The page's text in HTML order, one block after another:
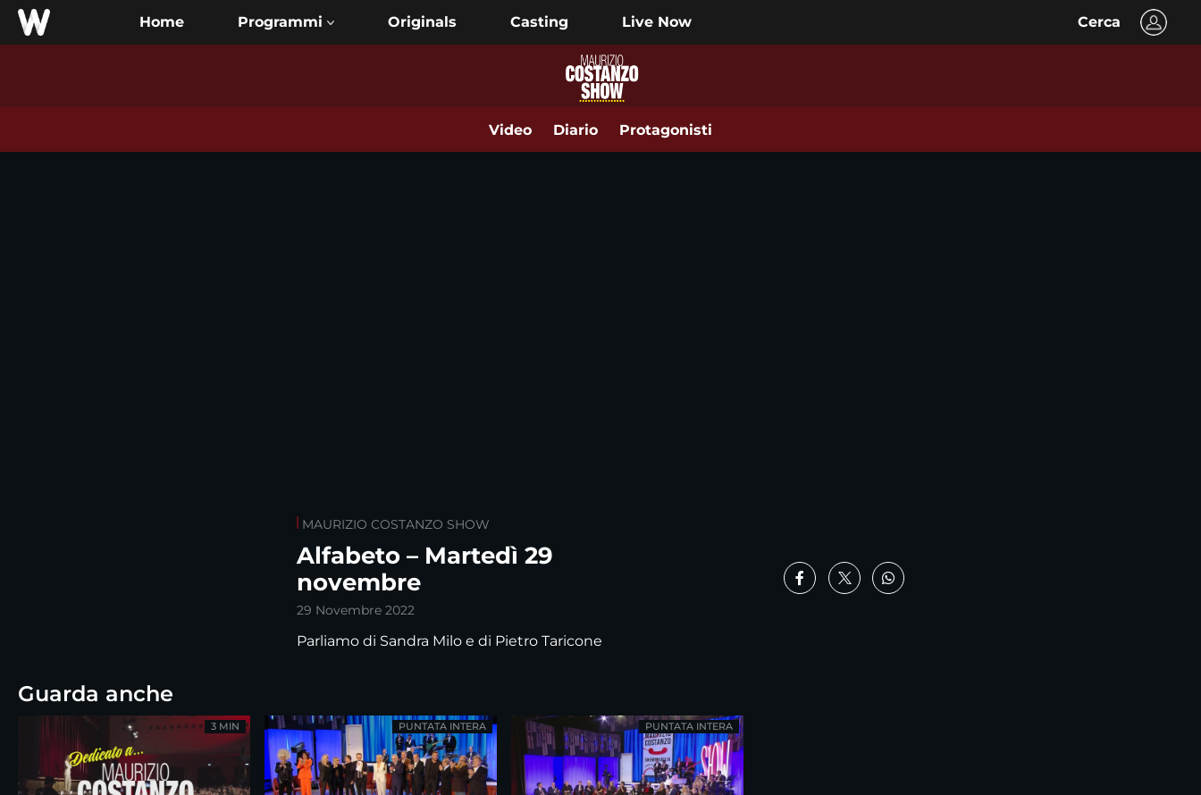
Home Originals Casting Live Now Cerca
Video Diario Protagonisti
MAURIZIO COSTANZO SHOW
Alfabeto – Martedì 29
novembre
29 Novembre 2022
Parliamo di Sandra Milo e di Pietro Taricone
Guarda anche
3 MIN PUNTATA INTERA PUNTATA INTERA